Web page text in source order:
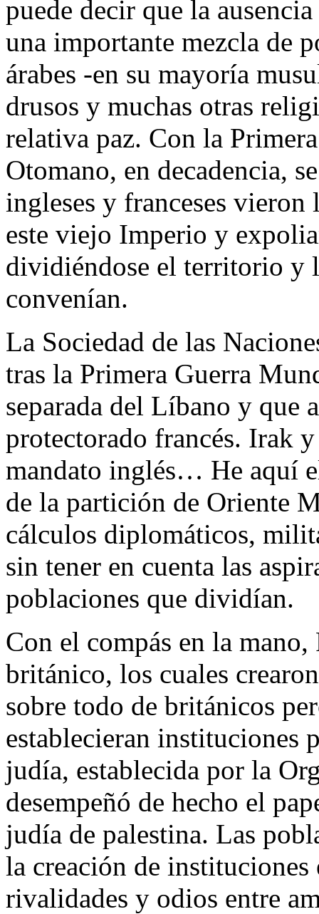
puede decir que la
una importante mezcla de
árabes -en su mayoría
drusos y muchas otras
relativa paz. Con la
Otomano, en decadencia,
ingleses y franceses
este viejo Imperio y
dividiéndose el territorio y
convenían.
La Sociedad de las
tras la Primera Guerra
separada del Líbano y que
protectorado francés. Irak
mandato inglés… He aquí
de la partición de Oriente
cálculos diplomáticos,
sin tener en cuenta las
poblaciones que dividían.
Con el compás en la
británico, los cuales
sobre todo de británicos
establecieran instituciones
judía, establecida por la
desempeñó de hecho el
judía de palestina. Las
la creación de
rivalidades y odios entre